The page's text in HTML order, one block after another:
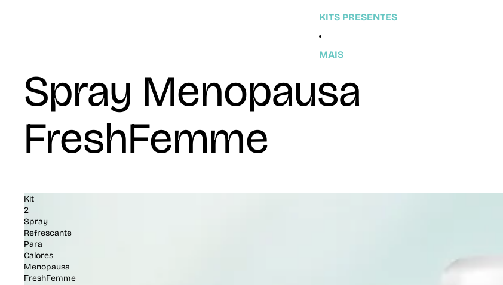
KITS PRESENTES
MAIS
Spray Menopausa
FreshFemme
Kit
2
Spray
Refrescante
Para
Calores
Menopausa
FreshFemme